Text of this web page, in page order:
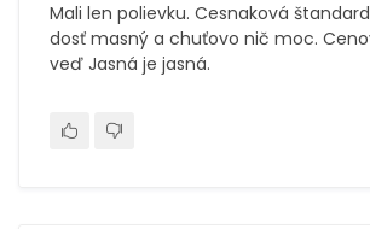
Mali len polievku. Cesnaková
dosť masný a chuťovo nič moc.
veď Jasná je jasná.